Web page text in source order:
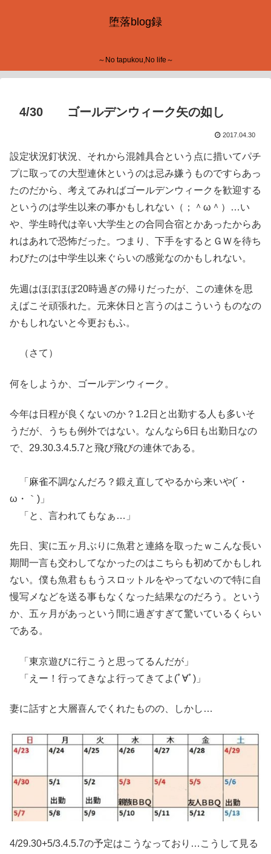
堕落blog録
～No tapukou,No life～
4/30 ゴールデンウィーク矢の如し
2017.04.30
設定状況釘状況、それから混雑具合という点に措いてパチ
プに取っての大型連休というのは忌み嫌うものですらあっ
たのだから、考えてみればゴールデンウィークを歓迎する
というのは学生以来の事かもしれない（；＾ω＾）…い
や、学生時代は辛い大学生との合同合宿とかあったからあ
れはあれで恐怖だった。つまり、下手をするとＧＷを待ち
わびたのは中学生以来ぐらいの感覚なのかもしれない。
先週はほぼほぼ20時過ぎの帰りだったが、この連休を思
えばこそ頑張れた。元来休日と言うのはこういうものなの
かもしれないと今更おもふ。
（さて）
何をしようか、ゴールデンウィーク。
今年は日程が良くないのか？1.2日と出勤する人も多いそ
うだが、うちも例外ではない。なんなら6日も出勤日なの
で、29.30.3.4.5.7と飛び飛びの連休である。
「麻雀不調なんだろ？鍛え直してやるから来いや(´・
ω・｀)」
「と、言われてもなぁ…」
先日、実に五ヶ月ぶりに魚君と連絡を取ったｗこんな長い
期間一言も交わしてなかったのはこちらも初めてかもしれ
ない。僕も魚君ももうスロットルをやってないので特に自
慢写メなどを送る事もなくなった結果なのだろう。という
か、五ヶ月があっという間に過ぎすぎて驚いているくらい
である。
「東京遊びに行こうと思ってるんだが」
「えー！行ってきなよ行ってきてよ(ﾟ∀ﾟ)」
妻に話すと大層喜んでくれたものの、しかし…
4/29.30+5/3.4.5.7の予定はこうなっており…こうして見る